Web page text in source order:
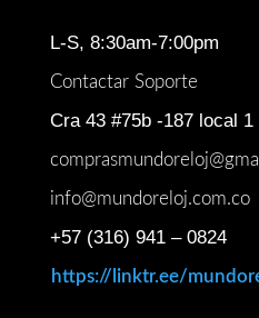
L-S, 8:30am-7:00pm
Contactar Soporte
Cra 43 #75b -187 local
info@mundoreloj.com.co
+57 (316) 941 – 0824
https://linktr.ee/